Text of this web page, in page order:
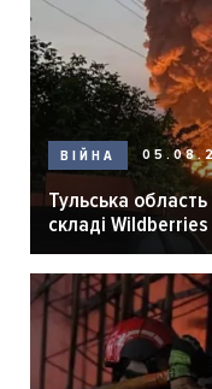
ВІЙНА
Тульська
складі